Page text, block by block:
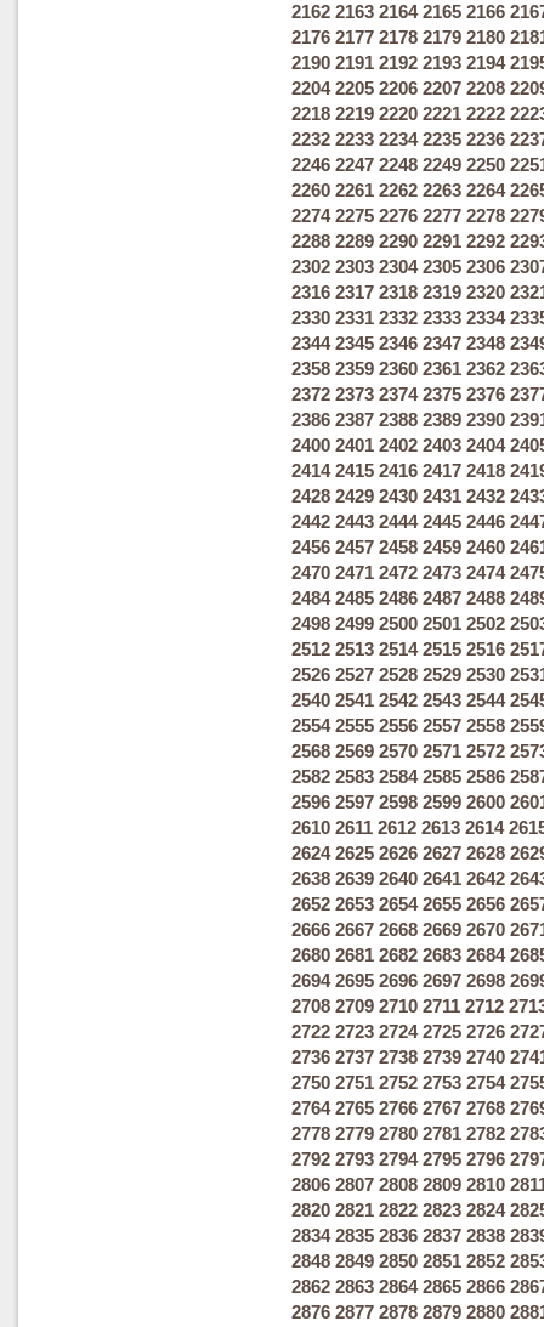
2162 2163 2164 2165 2166
2176 2177 2178 2179 2180
2190 2191 2192 2193 2194
2204 2205 2206 2207 2208
2218 2219 2220 2221 2222
2232 2233 2234 2235 2236
2246 2247 2248 2249 2250
2260 2261 2262 2263 2264
2274 2275 2276 2277 2278
2288 2289 2290 2291 2292
2302 2303 2304 2305 2306
2316 2317 2318 2319 2320
2330 2331 2332 2333 2334
2344 2345 2346 2347 2348
2358 2359 2360 2361 2362
2372 2373 2374 2375 2376
2386 2387 2388 2389 2390
2400 2401 2402 2403 2404
2414 2415 2416 2417 2418
2428 2429 2430 2431 2432
2442 2443 2444 2445 2446
2456 2457 2458 2459 2460
2470 2471 2472 2473 2474
2484 2485 2486 2487 2488
2498 2499 2500 2501 2502
2512 2513 2514 2515 2516
2526 2527 2528 2529 2530
2540 2541 2542 2543 2544
2554 2555 2556 2557 2558
2568 2569 2570 2571 2572
2582 2583 2584 2585 2586
2596 2597 2598 2599 2600
2610 2611 2612 2613 2614
2624 2625 2626 2627 2628
2638 2639 2640 2641 2642
2652 2653 2654 2655 2656
2666 2667 2668 2669 2670
2680 2681 2682 2683 2684
2694 2695 2696 2697 2698
2708 2709 2710 2711 2712
2722 2723 2724 2725 2726
2736 2737 2738 2739 2740
2750 2751 2752 2753 2754
2764 2765 2766 2767 2768
2778 2779 2780 2781 2782
2792 2793 2794 2795 2796
2806 2807 2808 2809 2810
2820 2821 2822 2823 2824
2834 2835 2836 2837 2838
2848 2849 2850 2851 2852
2862 2863 2864 2865 2866
2876 2877 2878 2879 2880